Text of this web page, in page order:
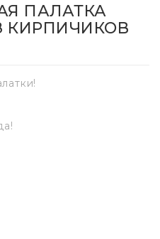
ПАЛАТКА
КИРПИЧИКОВ